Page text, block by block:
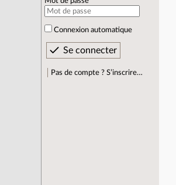
Connexion automatique
Pas de compte ? S’inscrire…